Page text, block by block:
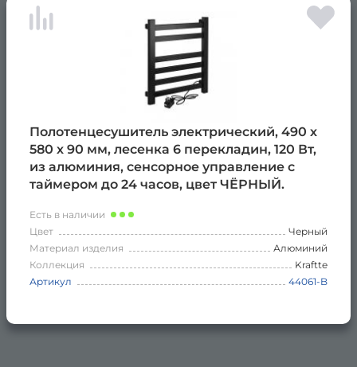
Полотенцесушитель электрический, 490 х
580 х 90 мм, лесенка 6 перекладин, 120 Вт,
из алюминия, сенсорное управление с
таймером до 24 часов, цвет ЧЁРНЫЙ.
Есть в наличии
Цвет
Черный
Материал изделия
Алюминий
Коллекция
Kraftte
Артикул
44061-B